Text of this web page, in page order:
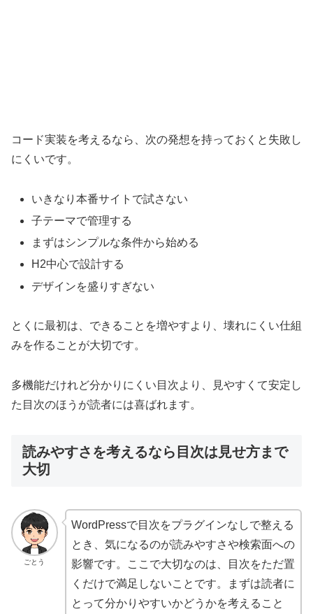
コード実装を考えるなら、次の発想を持っておくと失敗し
にくいです。
いきなり本番サイトで試さない
子テーマで管理する
まずはシンプルな条件から始める
H2中心で設計する
デザインを盛りすぎない
とくに最初は、できることを増やすより、壊れにくい仕組
みを作ることが大切です。
多機能だけれど分かりにくい目次より、見やすくて安定し
た目次のほうが読者には喜ばれます。
読みやすさを考えるなら目次は見せ方まで
大切
ごとう
WordPressで目次をプラグインなしで整える
とき、気になるのが読みやすさや検索面への
影響です。ここで大切なのは、目次をただ置
くだけで満足しないことです。まずは読者に
とって分かりやすいかどうかを考えること